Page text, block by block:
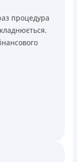
процедура